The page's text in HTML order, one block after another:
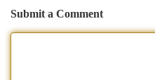
Submit a Comment